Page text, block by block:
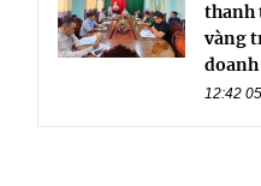
thanh
vàng
12:42